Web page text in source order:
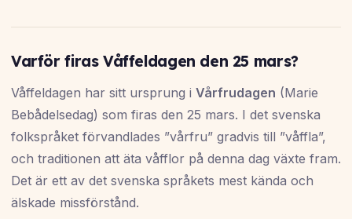
Varför firas Våffeldagen den 25 mars?
Våffeldagen har sitt ursprung i Vårfrudagen (Marie
Bebådelsedag) som firas den 25 mars. I det svenska
folkspråket förvandlades ”vårfru” gradvis till ”våffla”,
och traditionen att äta våfflor på denna dag växte fram.
Det är ett av det svenska språkets mest kända och
älskade missförstånd.